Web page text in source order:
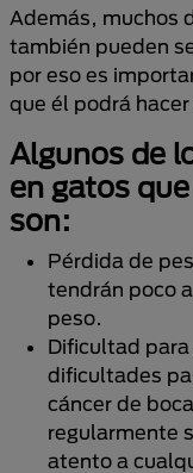
Además, muchos
también pueden
por eso es
que él podrá
Algunos de
en gatos
son:
Pérdida de
tendrán poco
peso.
Dificultad
dificultades
cáncer de
regularmente
atento a